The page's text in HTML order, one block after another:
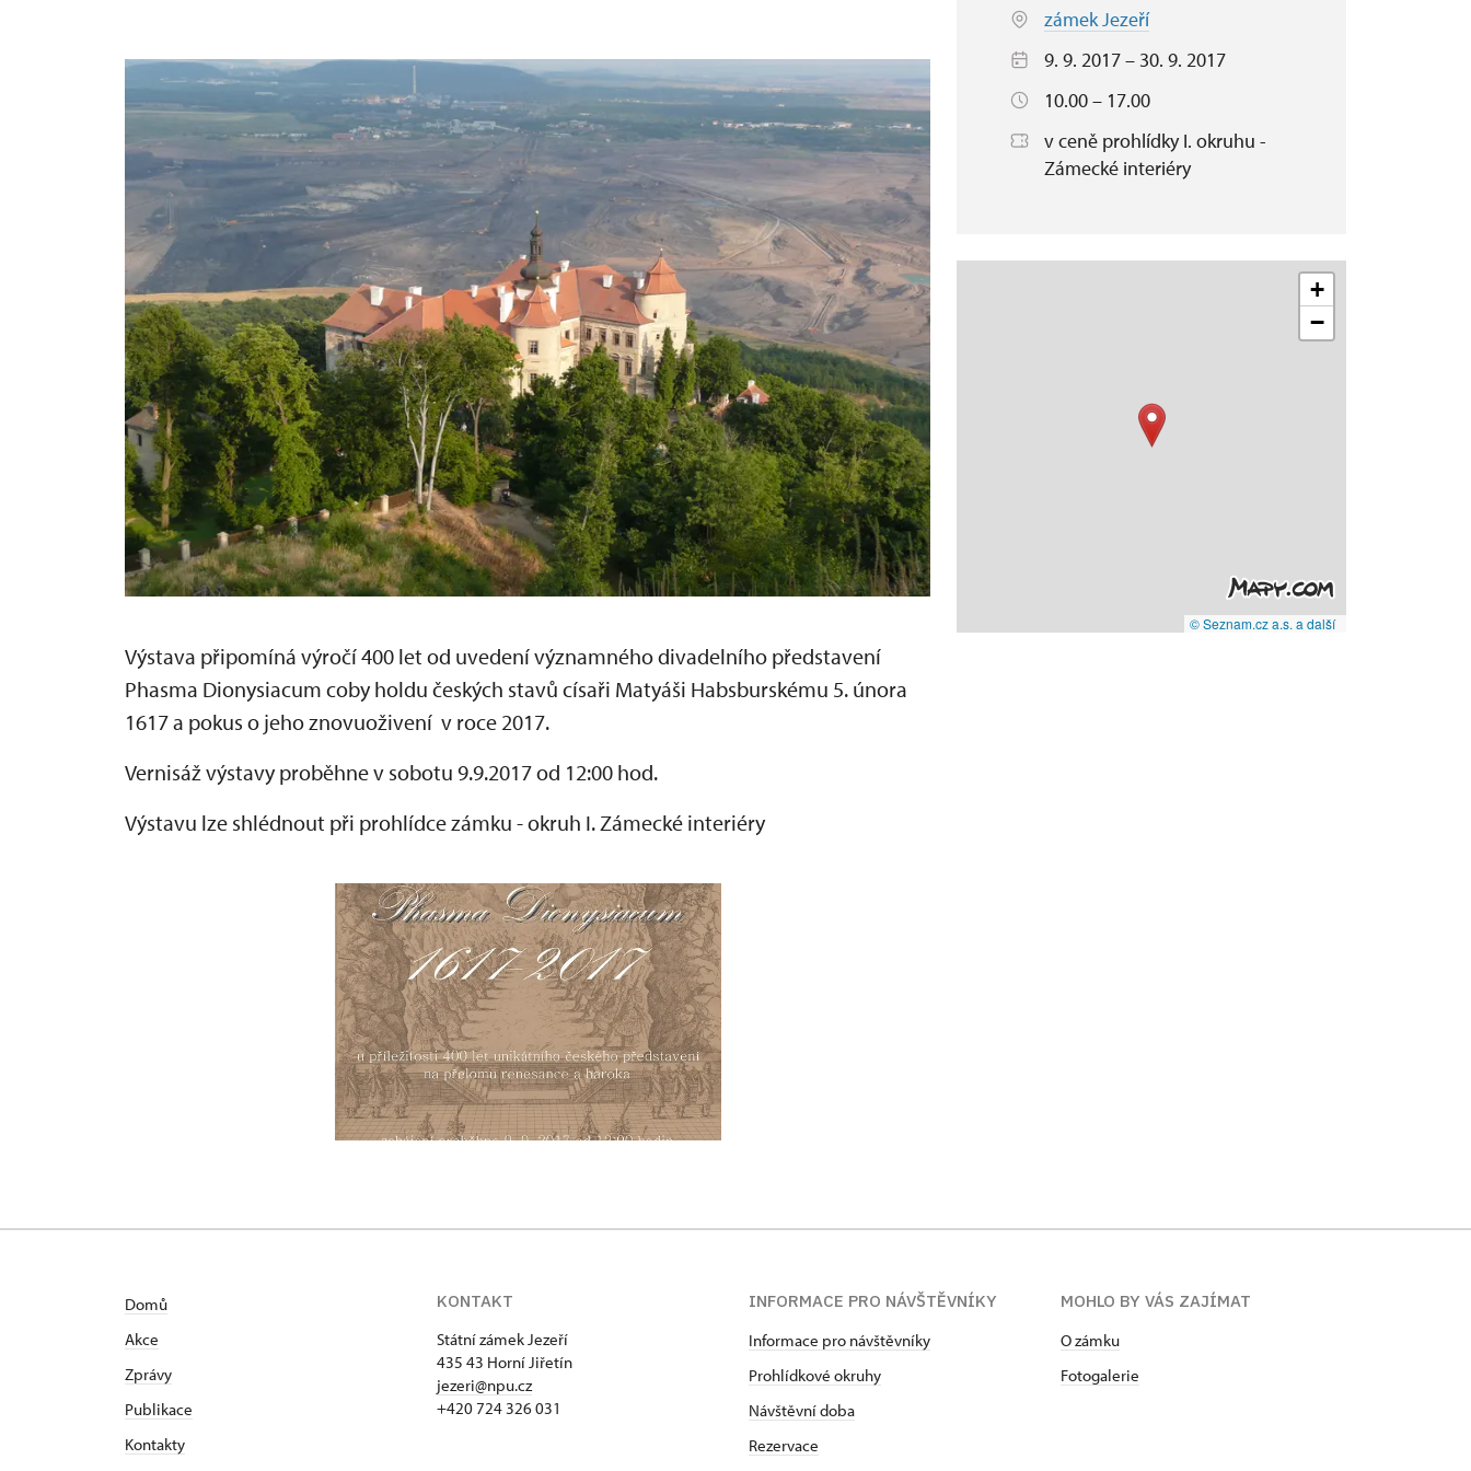
Výstava připomíná výročí 400 let od uvedení významného divadelního představení
Phasma Dionysiacum coby holdu českých stavů císaři Matyáši Habsburskému 5. února
1617 a pokus o jeho znovuoživení v roce 2017.
Vernisáž výstavy proběhne v sobotu 9.9.2017 od 12:00 hod.
Výstavu lze shlédnout při prohlídce zámku - okruh I. Zámecké interiéry
zámek Jezeří
9. 9. 2017 – 30. 9. 2017
10.00 – 17.00
v ceně prohlídky I. okruhu -
Zámecké interiéry
+
−
© Seznam.cz a.s. a další
Domů
Akce
Zprávy
Publikace
Kontakty
KONTAKT
Státní zámek Jezeří
435 43 Horní Jiřetín
jezeri@npu.cz
+420 724 326 031
INFORMACE PRO NÁVŠTĚVNÍKY
Informace pro návštěvníky
Prohlídkové okruhy
Návštěvní doba
Rezervace
MOHLO BY VÁS ZAJÍMAT
O zámku
Fotogalerie